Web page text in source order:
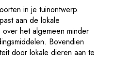
in je tuinontwerp.
aan de lokale
het algemeen minder
Bovendien
door lokale dieren aan te